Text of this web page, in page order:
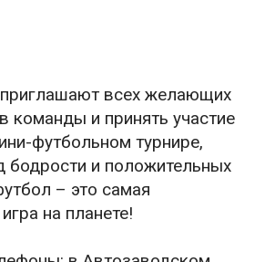
всех желающих
команды и принять участие
футбольном турнире,
бодрости и положительных
– это самая
на планете!